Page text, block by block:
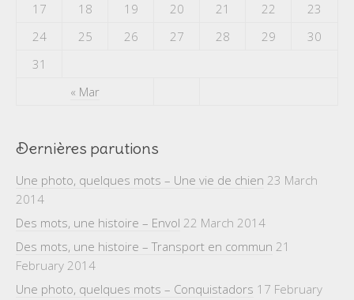
« Mar
17
18 19 20 21 22
23
24
25 26 27 28 29
30
31
Dernières parutions
Une photo, quelques mots – Une vie de chien 23 March
2014
Des mots, une histoire – Envol 22 March 2014
Des mots, une histoire – Transport en commun 21
February 2014
Une photo, quelques mots – Conquistadors 17 February